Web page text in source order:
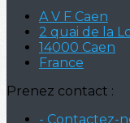
A V F Caen
2 quai de la
14000 Caen
France
Prenez contact :
- Contactez-